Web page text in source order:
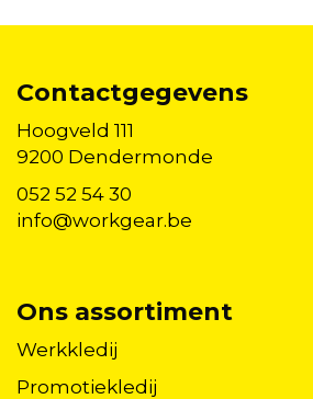
Contactgegevens
Hoogveld 111
9200 Dendermonde
052 52 54 30
info@workgear.be
Ons assortiment
Werkkledij
Promotiekledij